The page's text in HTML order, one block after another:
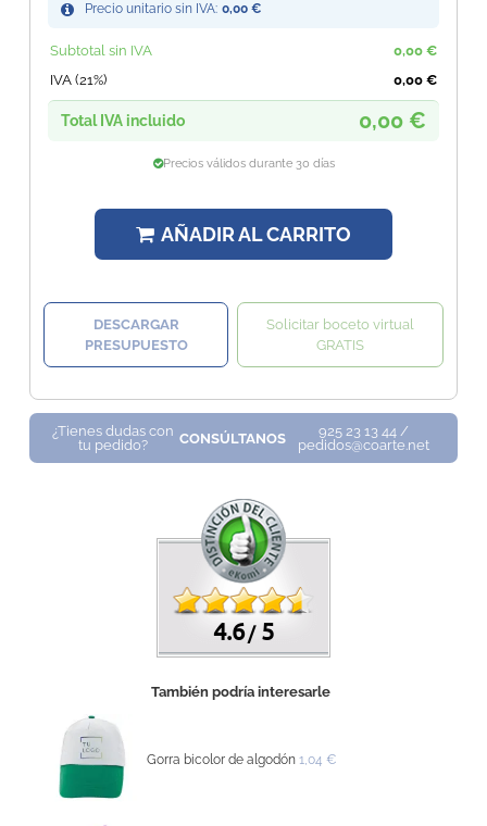
Precio unitario sin IVA: 0,00 €
Subtotal sin IVA
0,00 €
IVA (21%)
0,00 €
Total IVA incluido 0,00 €
Precios válidos durante 30 días
AÑADIR AL CARRITO
DESCARGAR
PRESUPUESTO
Solicitar boceto virtual
GRATIS
¿Tienes dudas con
tu pedido?
CONSÚLTANOS
925 23 13 44 /
pedidos@coarte.net
4.6 /5
También podría interesarle
Gorra bicolor de algodón 1,04 €